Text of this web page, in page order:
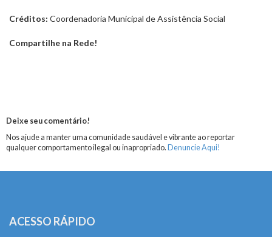
Créditos: Coordenadoria Municipal de Assistência Social
Compartilhe na Rede!
Deixe seu comentário!
Nos ajude a manter uma comunidade saudável e vibrante ao reportar
qualquer comportamento ilegal ou inapropriado. Denuncie Aqui!
ACESSO RÁPIDO